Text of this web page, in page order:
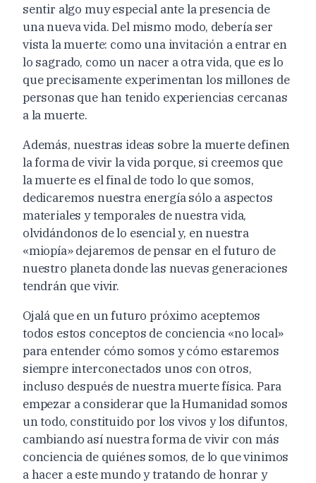
sentir algo muy especial ante la presencia de
una nueva vida. Del mismo modo, debería ser
vista la muerte: como una invitación a entrar en
lo sagrado, como un nacer a otra vida, que es lo
que precisamente experimentan los millones de
personas que han tenido experiencias cercanas
a la muerte.
Además, nuestras ideas sobre la muerte definen
la forma de vivir la vida porque, si creemos que
la muerte es el final de todo lo que somos,
dedicaremos nuestra energía sólo a aspectos
materiales y temporales de nuestra vida,
olvidándonos de lo esencial y, en nuestra
«miopía» dejaremos de pensar en el futuro de
nuestro planeta donde las nuevas generaciones
tendrán que vivir.
Ojalá que en un futuro próximo aceptemos
todos estos conceptos de conciencia «no local»
para entender cómo somos y cómo estaremos
siempre interconectados unos con otros,
incluso después de nuestra muerte física. Para
empezar a considerar que la Humanidad somos
un todo, constituido por los vivos y los difuntos,
cambiando así nuestra forma de vivir con más
conciencia de quiénes somos, de lo que vinimos
a hacer a este mundo y tratando de honrar y